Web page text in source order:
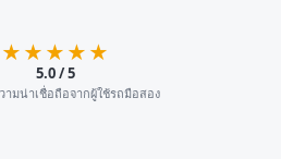
★★★★★
5.0 / 5
มน่าเชื่อถือจากผู้ใช้รถมือสอง